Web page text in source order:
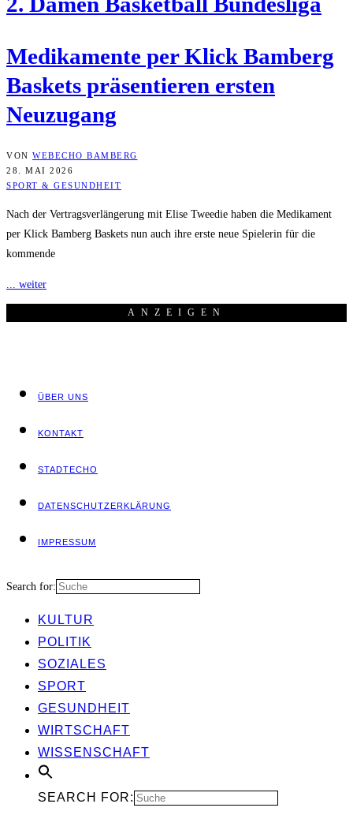
Medi­ka­men­te per Klick Bam­berg
Bas­kets prä­sen­tie­ren ers­ten
Neuzugang
VON WEBECHO BAMBERG
28. MAI 2026
SPORT & GESUNDHEIT
Nach der Vertragsverlängerung mit Elise Tweedie haben die Medikament
per Klick Bamberg Baskets nun auch ihre erste neue Spielerin für die
kommende
... weiter
ANZEI­GEN
ÜBER UNS
KON­TAKT
STADT­ECHO
DATEN­SCHUTZ­ER­KLÄ­RUNG
IMPRES­SUM
Search for:
KUL­TUR
POLI­TIK
SOZIA­LES
SPORT
GESUND­HEIT
WIRT­SCHAFT
WIS­SEN­SCHAFT
SEARCH FOR: